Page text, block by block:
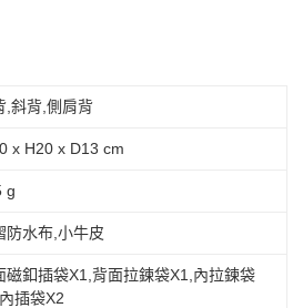
,斜背,側肩背
x H20 x D13 cm
g
防水布,小牛皮
磁釦插袋X1,背面拉鍊袋X1,內拉鍊袋
插袋X2